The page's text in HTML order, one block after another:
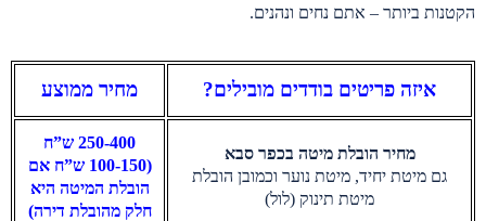
הקטנות ביותר – אתם נחים ונהנים.
איזה פריטים בודדים מובילים? מחיר ממוצע
מחיר הובלת מיטה בכפר סבא
גם מיטת יחיד, מיטת נוער וכמובן הובלת
מיטת תינוק (לול)
250-400 ש”ח
(100-150 ש”ח אם
הובלת המיטה היא
חלק מהובלת דירה)